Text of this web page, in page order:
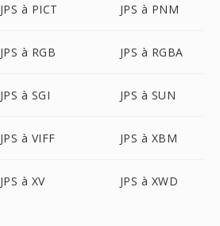
JPS à PICT JPS à PNM
JPS à RGB JPS à RGBA
JPS à SGI JPS à SUN
JPS à VIFF JPS à XBM
JPS à XV JPS à XWD